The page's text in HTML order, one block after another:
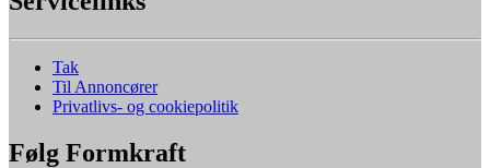
Tak
Til Annoncører
Privatlivs- og cookiepolitik
Følg Formkraft